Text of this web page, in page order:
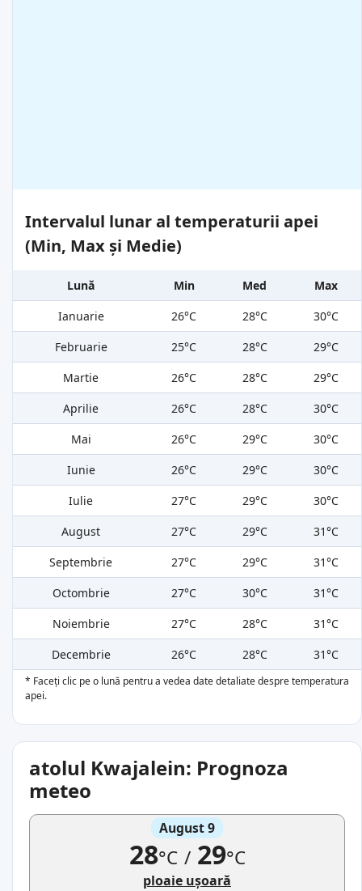
Intervalul lunar al temperaturii apei
(Min, Max și Medie)
Lună Min Med
Max
Ianuarie
26°C 28°C
30°C
Februarie
25°C 28°C
29°C
Martie
26°C 28°C
29°C
Aprilie
26°C 28°C
30°C
Mai
26°C 29°C
30°C
Iunie
26°C 29°C
30°C
Iulie
27°C 29°C
30°C
August
27°C 29°C
31°C
Septembrie
27°C 29°C
31°C
Octombrie
27°C 30°C
31°C
Noiembrie
27°C 28°C
31°C
Decembrie
26°C 28°C 31°C
* Faceți clic pe o lună pentru a vedea date detaliate despre temperatura
apei.
atolul Kwajalein: Prognoza
meteo
August 9
28°C /29°C
ploaie ușoară